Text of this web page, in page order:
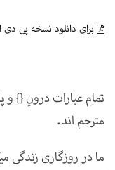
برای دانلود نسخه پی دی
تمامِ عبارات درونِ {}
مترجم اند.
ما در روزگاری زندگی